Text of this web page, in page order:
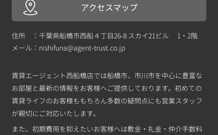
アクセスマップ
住所 ：千葉県船橋市西船４丁目26-8 スカイ21ビル 1・2階
メール： nishifuna@agent-trust.co.jp
賃貸エージェント西船橋店では船橋市、市川市を中心に豊富な
お部屋と最新の情報をお客様へご提供しております。初めての
賃貸ライフのお客様ももちろん多数の疑問点にも営業スタッフ
が親切にご対応いたします。
また、初期費用を抑えたいお客様へは敷金・礼金・仲介手数料